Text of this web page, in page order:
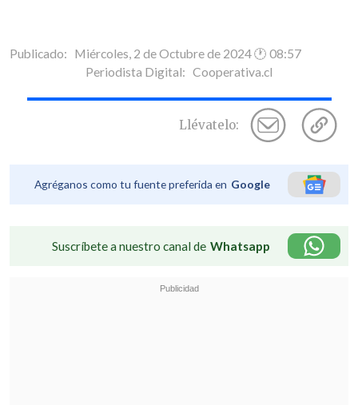
Publicado: Miércoles, 2 de Octubre de 2024 🕐 08:57
Periodista Digital: Cooperativa.cl
Llévatelo:
Agréganos como tu fuente preferida en Google
Suscríbete a nuestro canal de Whatsapp